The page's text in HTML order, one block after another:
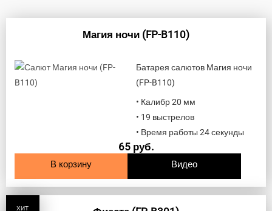
Магия ночи (FP-B110)
Батарея салютов Магия ночи
(FP-B110)
• Калибр 20 мм
• 19 выстрелов
• Время работы 24 секунды
65 руб.
В корзину Видео
ХИТ